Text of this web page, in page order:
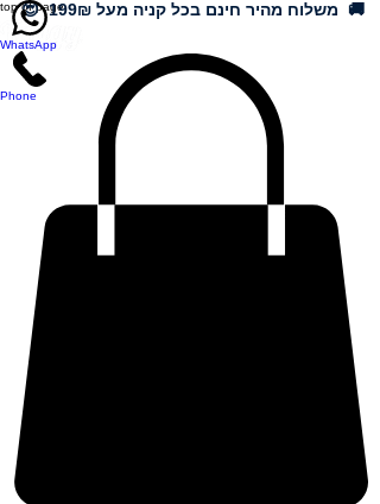
top of page 🚚 משלוח מהיר חינם בכל קניה מעל 199₪ 😍
WhatsApp
Phone